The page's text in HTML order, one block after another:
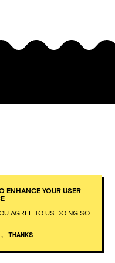
ENHANCE YOUR USER
AGREE TO US DOING SO.
THANKS